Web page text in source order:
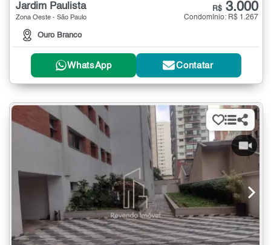
Jardim Paulista
Zona Oeste - São Paulo
Ouro Branco
R$ 3.000
Condomínio: R$ 1.267
WhatsApp Contatar